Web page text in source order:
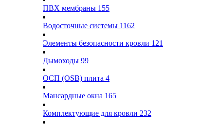
ПВХ мембраны 155
Водосточные системы 1162
Элементы безопасности кровли 121
Дымоходы 99
ОСП (OSB) плита 4
Мансардные окна 165
Комплектующие для кровли 232